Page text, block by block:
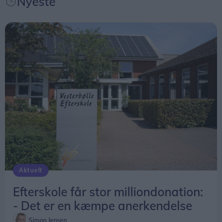
vandet danner rammen om både "humor, risiko
Forestillingen begynder klokken 16 ved den gamle
drejebro ved Limfjordsmuseet, hvor man kan følge
med fra begge sider af kanalen.
Den varer cirka 40 minutter, og der er gratis
adgang.
Aktuelt
Efterskole får stor milliondonation:
- Det er en kæmpe anerkendelse
Simon Jensen